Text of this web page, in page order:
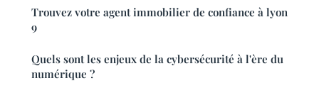
Trouvez votre agent immobilier de confiance à lyon
9
Quels sont les enjeux de la cybersécurité à l'ère du
numérique ?